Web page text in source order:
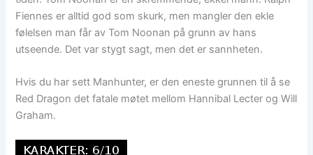
Fiennes er alltid god som skurk, men mangler den ekle
følelsen man får av Tom Noonan på grunn av hans
utseende. Det var stygt sagt, men det er sannheten.
Hvis du har sett Manhunter, er den eneste grunnen til å se
Red Dragon det fatale møtet mellom Hannibal Lecter og Will
Graham.